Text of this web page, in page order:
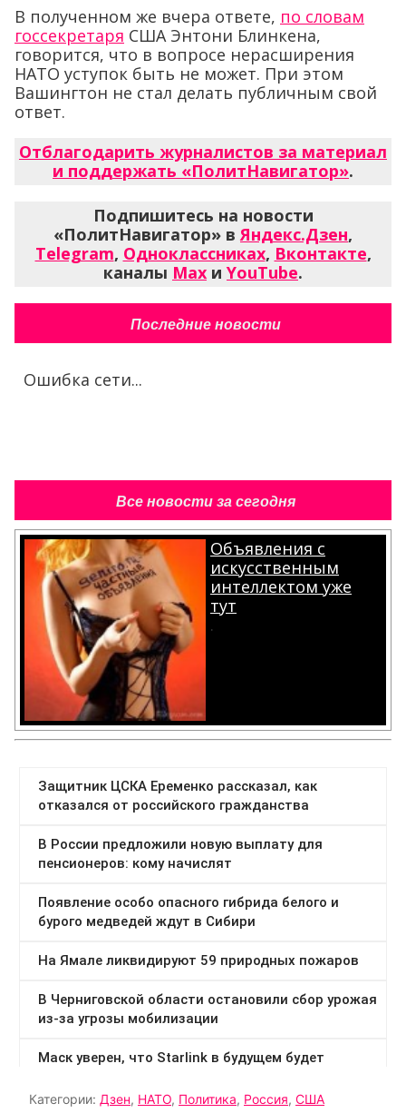
В полученном же вчера ответе, по словам
госсекретаря США Энтони Блинкена,
говорится, что в вопросе нерасширения
НАТО уступок быть не может. При этом
Вашингтон не стал делать публичным свой
ответ.
Отблагодарить журналистов за материал
и поддержать «ПолитНавигатор».
Подпишитесь на новости
«ПолитНавигатор» в Яндекс.Дзен,
Telegram, Одноклассниках, Вконтакте,
каналы Max и YouTube.
Последние новости
Ошибка сети...
Все новости за сегодня
Объявления с
искусственным
интеллектом уже
тут
.
Категории: Дзен, НАТО, Политика, Россия, США